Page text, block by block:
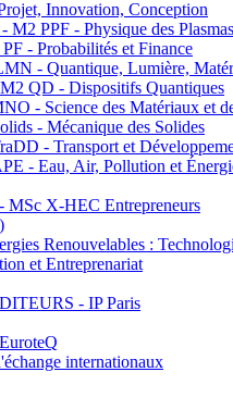
Innovation, Conception
PPF - Physique des
- Probabilités et Finance
- Quantique, Lumière,
QD - Dispositifs Quantiques
- Science des Matériaux et
- Mécanique des Solides
- Transport et
- Eau, Air, Pollution et
MSc X-HEC Entrepreneurs
Renouvelables :
et Entreprenariat
- IP Paris
internationaux